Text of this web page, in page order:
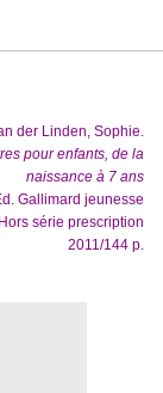
der Linden, Sophie.
pour enfants, de la
naissance à 7 ans
Gallimard jeunesse
série prescription
2011/144 p.